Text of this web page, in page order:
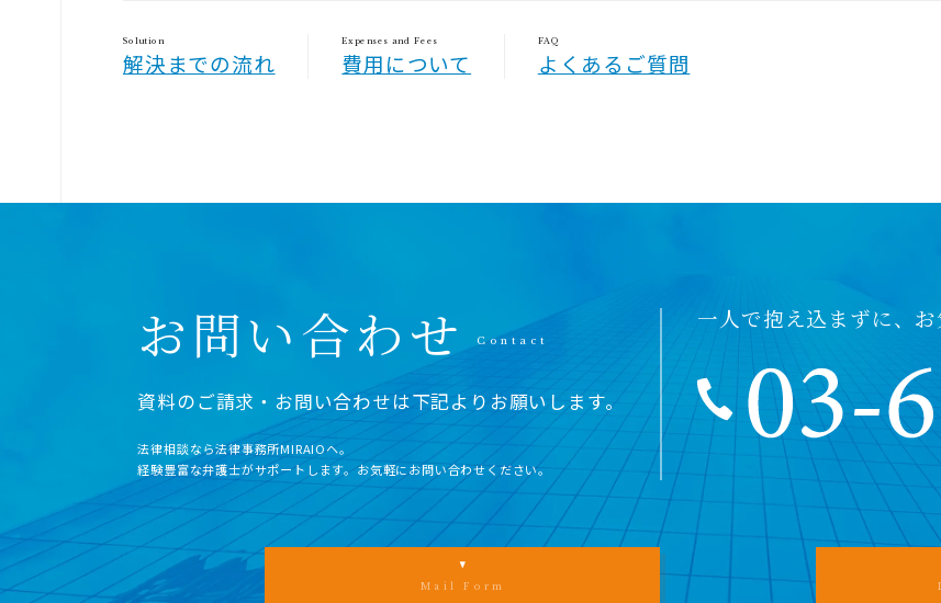
Solution
解決までの流れ
Expenses and Fees
費用について
FAQ
よくあるご質問
お問い合わせ
資料のご請求・お問い合わせは下記よりお願いします。
法律相談なら法律事務所MIRAIOヘ。
経験豊富な弁護士がサポートします。お気軽にお問い合わせください。
一人で抱え込まずに、
Mail Form